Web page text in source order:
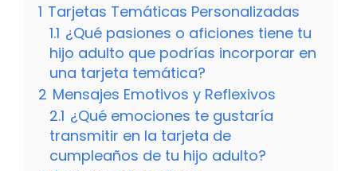
1 Tarjetas Temáticas Personalizadas
1.1 ¿Qué pasiones o aficiones tiene tu
hijo adulto que podrías incorporar en
una tarjeta temática?
2 Mensajes Emotivos y Reflexivos
2.1 ¿Qué emociones te gustaría
transmitir en la tarjeta de
cumpleaños de tu hijo adulto?